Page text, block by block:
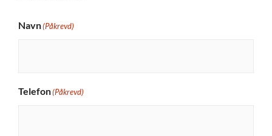
Navn(Påkrevd)
Telefon(Påkrevd)